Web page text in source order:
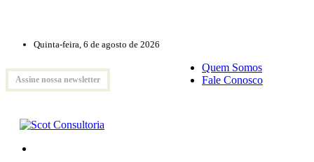
Quinta-feira, 6 de agosto de 2026
Assine nossa newsletter
Quem Somos
Fale Conosco